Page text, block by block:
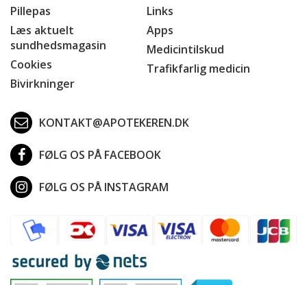
Pillepas
Læs aktuelt
sundhedsmagasin
Cookies
Bivirkninger
Links
Apps
Medicintilskud
Trafikfarlig medicin
KONTAKT@APOTEKEREN.DK
FØLG OS PÅ FACEBOOK
FØLG OS PÅ INSTAGRAM